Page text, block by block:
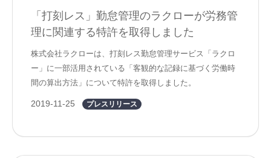
「打刻レス」勤怠管理のラクローが労務管
理に関連する特許を取得しました
株式会社ラクローは、打刻レス勤怠管理サービス「ラクロ
ー」に一部活用されている「客観的な記録に基づく労働時
間の算出方法」について特許を取得しました。
2019-11-25 プレスリリース